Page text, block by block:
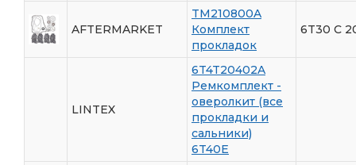
AFTERMARKET
TM210800A
Комплект
прокладок
6T30 С
LINTEX
6T4T20402A
Ремкомплект -
оверолкит (все
прокладки и
сальники)
6T40E